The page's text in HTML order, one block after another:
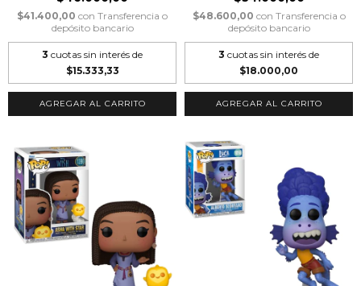
$41.400,00 con Transferencia o
depósito bancario
3 cuotas sin interés de
$15.333,33
$48.600,00 con Transferencia o
depósito bancario
3 cuotas sin interés de
$18.000,00